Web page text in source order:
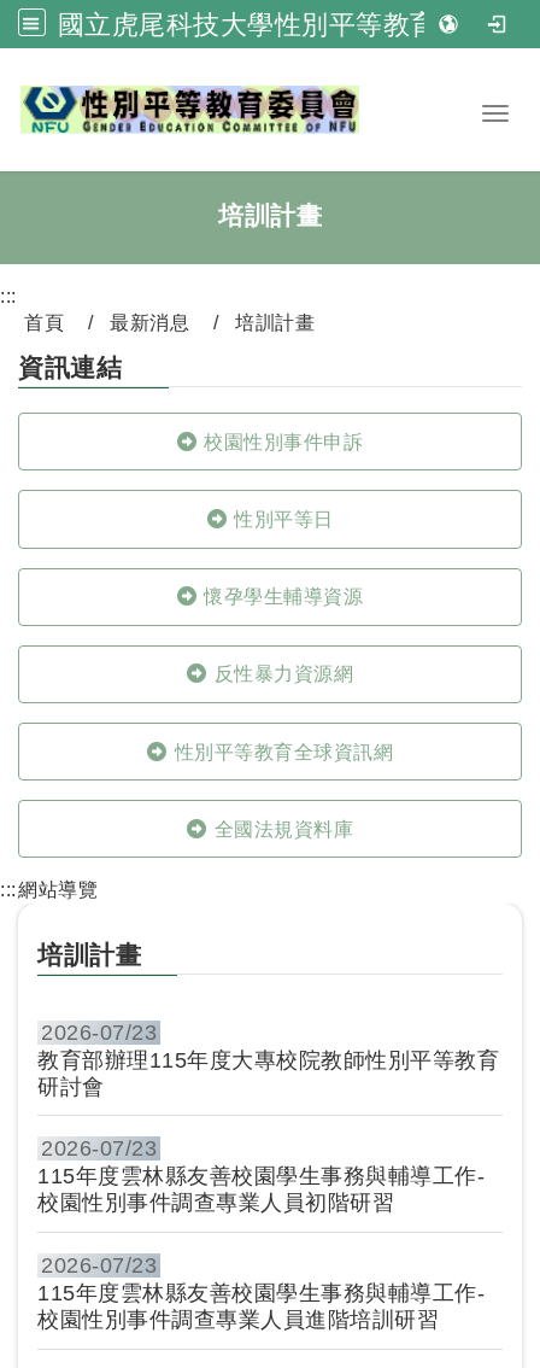
國立虎尾科技大學性別平等教育委員會
培訓計畫
:::
首頁
最新消息 培訓計畫
資訊連結
校園性別事件申訴
性別平等日
懷孕學生輔導資源
反性暴力資源網
性別平等教育全球資訊網
全國法規資料庫
:::網站導覽
培訓計畫
2026-07/23
教育部辦理115年度大專校院教師性別平等教育
研討會
2026-07/23
115年度雲林縣友善校園學生事務與輔導工作-
校園性別事件調查專業人員初階研習
2026-07/23
115年度雲林縣友善校園學生事務與輔導工作-
校園性別事件調查專業人員進階培訓研習